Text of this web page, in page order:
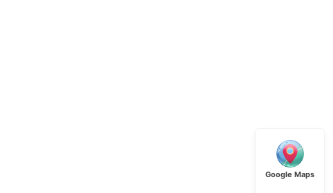
Google Maps